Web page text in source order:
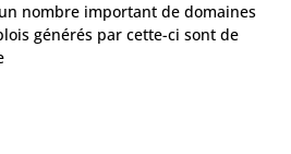
nombre important de domaines
générés par cette-ci sont de